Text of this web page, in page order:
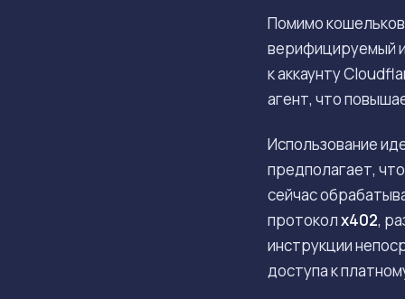
Помимо
верифицируемый
к аккаунту
агент, что
Использование
предполагает,
сейчас
протоколx402,
инструкции
доступа к